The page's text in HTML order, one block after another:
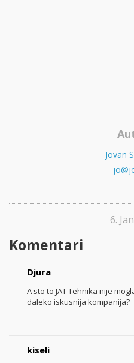
Jovan
6.
Komentari
Djura
A sto to JAT Tehnika nije
daleko iskusnija kompanija?
kiseli